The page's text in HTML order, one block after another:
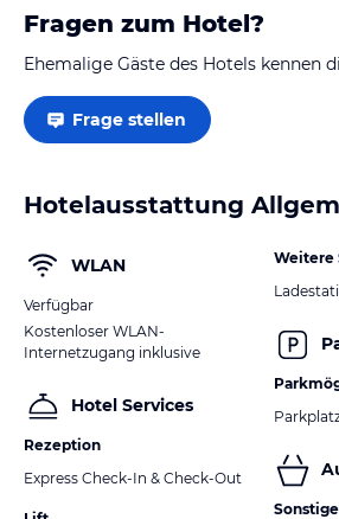
Fragen zum Hotel?
Ehemalige Gäste des Hotels kennen
Frage stellen
Hotelausstattung
WLAN
Verfügbar
Kostenloser WLAN-
Internetzugang inklusive
Hotel Services
Rezeption
Express Check-In & Check-Out
Weitere